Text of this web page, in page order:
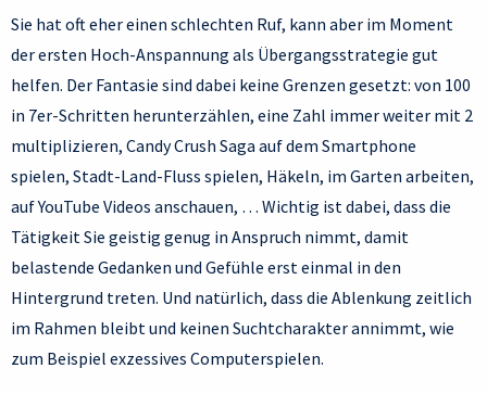
Sie hat oft eher einen schlechten Ruf, kann aber im Moment
der ersten Hoch-Anspannung als Übergangsstrategie gut
helfen. Der Fantasie sind dabei keine Grenzen gesetzt: von 100
in 7er-Schritten herunterzählen, eine Zahl immer weiter mit 2
multiplizieren, Candy Crush Saga auf dem Smartphone
spielen, Stadt-Land-Fluss spielen, Häkeln, im Garten arbeiten,
auf YouTube Videos anschauen, … Wichtig ist dabei, dass die
Tätigkeit Sie geistig genug in Anspruch nimmt, damit
belastende Gedanken und Gefühle erst einmal in den
Hintergrund treten. Und natürlich, dass die Ablenkung zeitlich
im Rahmen bleibt und keinen Suchtcharakter annimmt, wie
zum Beispiel exzessives Computerspielen.